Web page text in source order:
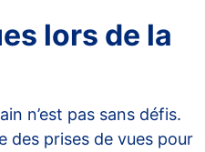
lors de la
n’est pas sans défis.
des prises de vues pour